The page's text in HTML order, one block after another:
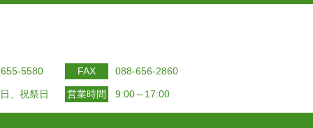
5580 FAX 088-656-2860
、祝祭日 営業時間 9:00～17:00